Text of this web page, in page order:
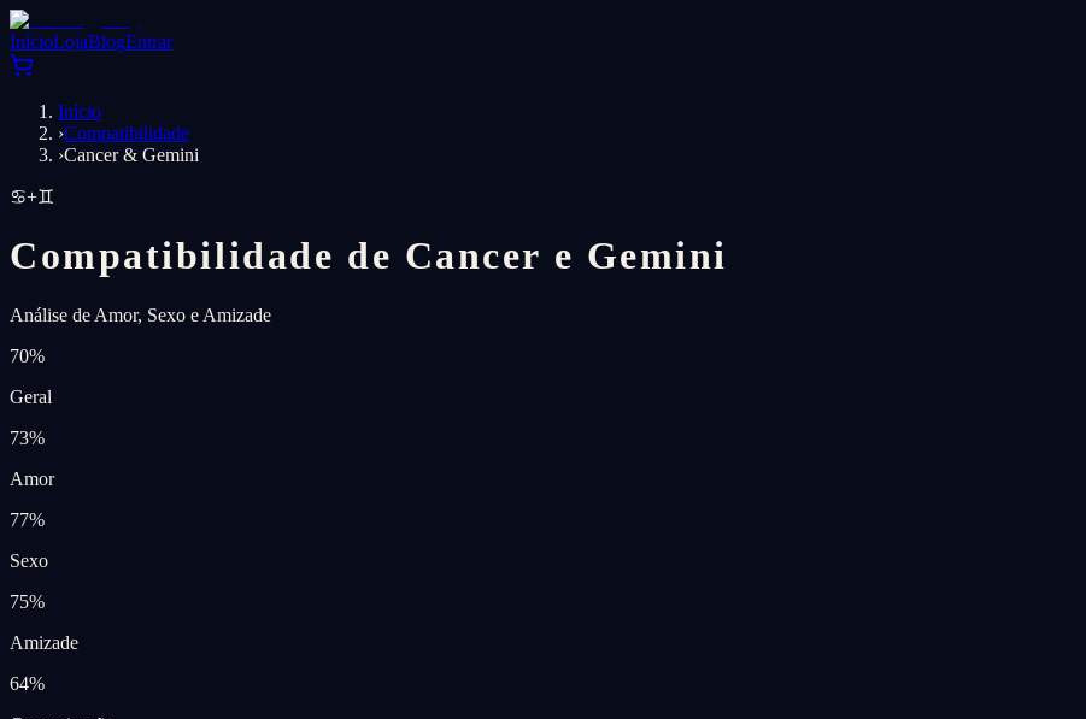
InícioLojaBlogEntrar
Início
›Compatibilidade
›Cancer & Gemini
♋+♊
Compatibilidade de Cancer e Gemini
Análise de Amor, Sexo e Amizade
70%
Geral
73%
Amor
77%
Sexo
75%
Amizade
64%